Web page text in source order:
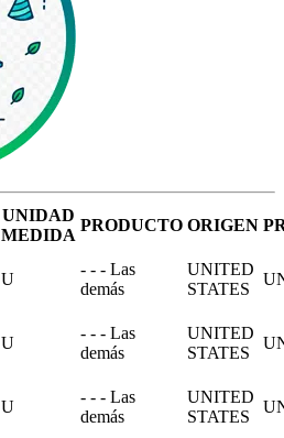
UNIDAD
MEDIDA
PRODUCTO ORIGEN
U
- - - Las
demás
UNITED
STATES
U
- - - Las
demás
UNITED
STATES
U
- - - Las
demás
UNITED
STATES